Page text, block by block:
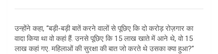
उन्होंने कहा, “बड़ी-बड़ी बातें करने वालों से पूछिए कि दो करोड़ रोज़गार का
वादा किया था वो कहां हैं. उनसे पूछिए कि 15 लाख खाते में आने थे, वो 15
लाख कहां गए. महिलाओं की सुरक्षा की बात जो करते थे उसका क्या हुआ?”